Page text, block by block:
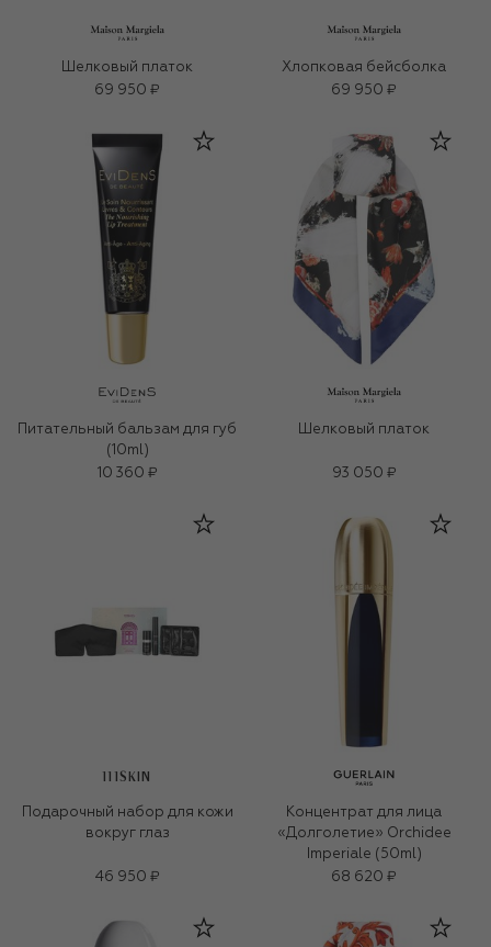
Шелковый платок
69 950 ₽
Хлопковая бейсболка
69 950 ₽
Питательный бальзам для губ
(10ml)
10 360 ₽
Шелковый платок
93 050 ₽
111SKIN
Подарочный набор для кожи
вокруг глаз
46 950 ₽
Концентрат для лица
«Долголетие» Orchidee
Imperiale (50ml)
68 620 ₽